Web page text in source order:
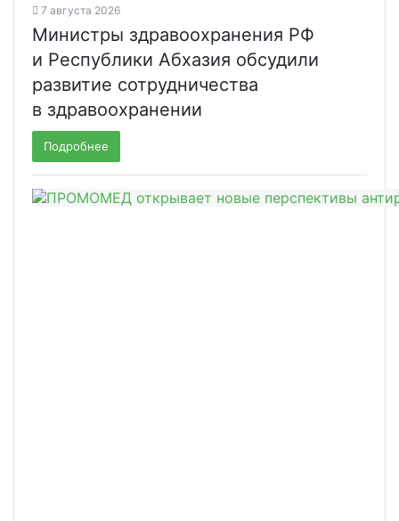
7 августа 2026
Министры здравоохранения РФ
и Республики Абхазия обсудили
развитие сотрудничества
в здравоохранении
Подробнее